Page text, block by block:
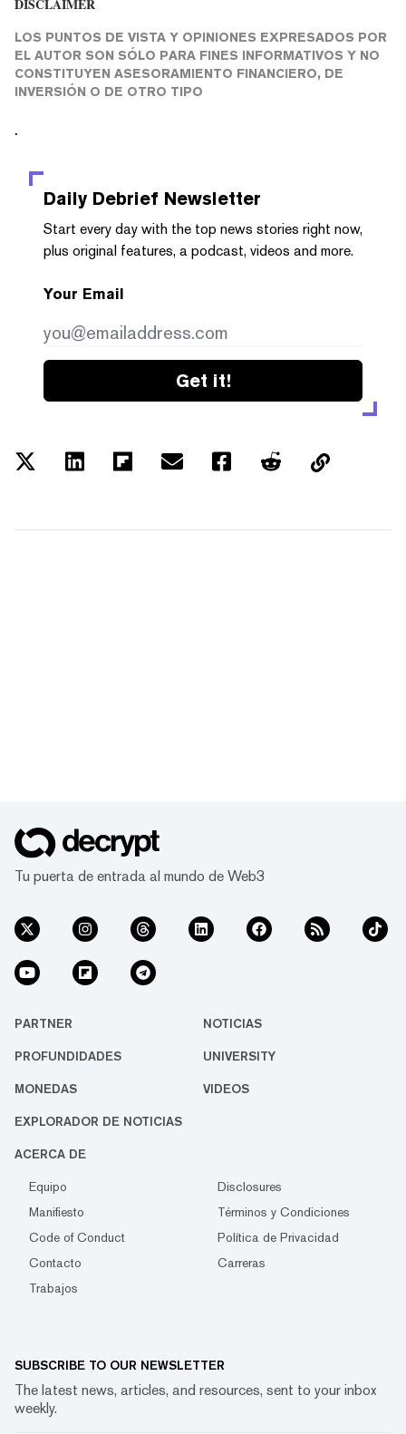
DISCLAIMER
LOS PUNTOS DE VISTA Y OPINIONES EXPRESADOS POR
EL AUTOR SON SÓLO PARA FINES INFORMATIVOS Y NO
CONSTITUYEN ASESORAMIENTO FINANCIERO, DE
INVERSIÓN O DE OTRO TIPO
.
Daily Debrief Newsletter
Start every day with the top news stories right now,
plus original features, a podcast, videos and more.
Your Email
Get it!
Tu puerta de entrada al mundo de Web3
PARTNER NOTICIAS
PROFUNDIDADES UNIVERSITY
MONEDAS VIDEOS
EXPLORADOR DE NOTICIAS
ACERCA DE
Equipo
Disclosures
Manifiesto
Términos y Condiciones
Code of Conduct
Política de Privacidad
Contacto
Carreras
Trabajos
SUBSCRIBE TO OUR NEWSLETTER
The latest news, articles, and resources, sent to your inbox
weekly.